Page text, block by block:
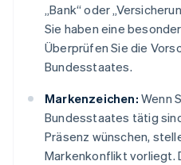
„Bank“ oder
Sie haben eine
Überprüfen Sie die
Bundesstaates.
Markenzeichen: Wenn
Bundesstaates tätig
Präsenz wünschen,
Markenkonflikt vorliegt.